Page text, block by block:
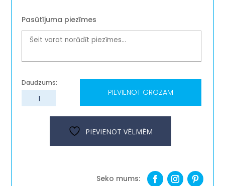
Pasūtījuma piezīmes
Stikla
glāze-
PIEVIENOT GROZAM
PIEVIENOT VĒLMĒM